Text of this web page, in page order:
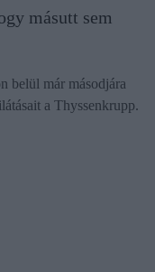
másutt sem
belül már másodjára
a Thyssenkrupp.